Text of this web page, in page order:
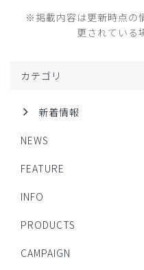
※掲載内容は更新時点の
更されている
カテゴリ
新着情報
NEWS
FEATURE
INFO
PRODUCTS
CAMPAIGN